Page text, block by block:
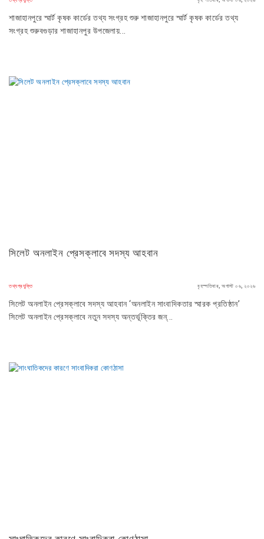
শাজাহানপুরে স্মার্ট কৃষক কার্ডের তথ্য সংগ্রহ শুরু শাজাহানপুরে স্মার্ট কৃষক কার্ডের তথ্য
সংগ্রহ শুরুবগুড়ার শাজাহানপুর উপজেলায়...
সিলেট অনলাইন প্রেসক্লাবে সদস্য আহবান
তথ্যপ্রযুক্তি বৃহস্পতিবার, অগাস্ট ০৬, ২০২৬
সিলেট অনলাইন প্রেসক্লাবে সদস্য আহবান ‘অনলাইন সাংবাদিকতার স্মারক প্রতিষ্ঠান’
সিলেট অনলাইন প্রেসক্লাবে নতুন সদস্য অন্তর্ভূক্তির জন্...